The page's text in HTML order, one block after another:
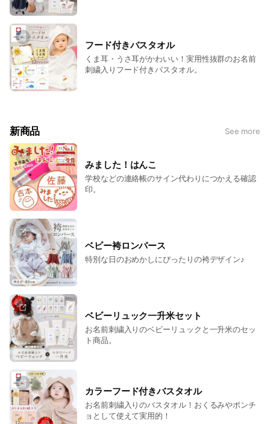
フード付きバスタオル
くま耳・うさ耳がかわいい！実用性抜群のお名前
刺繍入りフード付きバスタオル。
新商品 See more
みました！はんこ
学校などの連絡帳のサイン代わりにつかえる確認
印。
ベビー袴ロンパース
特別な日のおめかしにぴったりの袴デザイン♪
ベビーリュック一升米セット
お名前刺繍入りのベビーリュックと一升米のセッ
ト商品。
カラーフード付きバスタオル
お名前刺繍入りのバスタオル！おくるみやポンチ
ョとして使えて実用的！